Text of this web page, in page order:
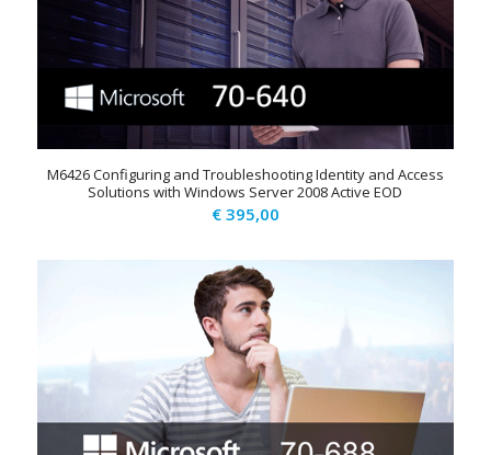
M6426 Configuring and Troubleshooting Identity and Access
Solutions with Windows Server 2008 Active EOD
€395,00